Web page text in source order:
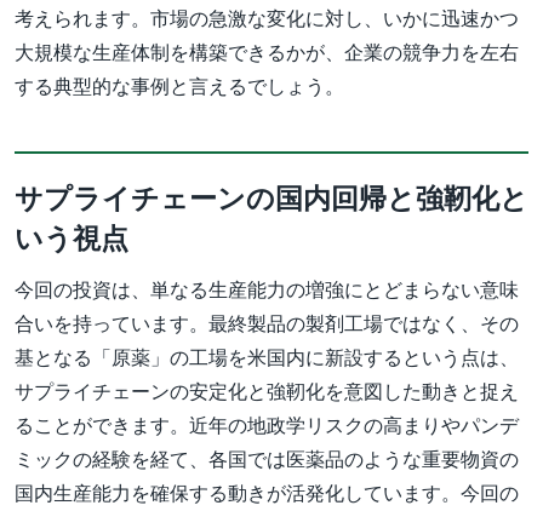
考えられます。市場の急激な変化に対し、いかに迅速かつ
大規模な生産体制を構築できるかが、企業の競争力を左右
する典型的な事例と言えるでしょう。
サプライチェーンの国内回帰と強靭化と
いう視点
今回の投資は、単なる生産能力の増強にとどまらない意味
合いを持っています。最終製品の製剤工場ではなく、その
基となる「原薬」の工場を米国内に新設するという点は、
サプライチェーンの安定化と強靭化を意図した動きと捉え
ることができます。近年の地政学リスクの高まりやパンデ
ミックの経験を経て、各国では医薬品のような重要物資の
国内生産能力を確保する動きが活発化しています。今回の